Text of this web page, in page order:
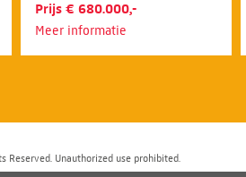
Prijs € 680.000,-
Meer informatie
Reserved. Unauthorized use prohibited.